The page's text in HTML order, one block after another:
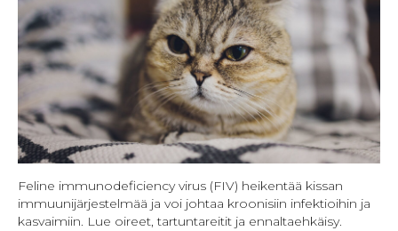
Feline immunodeficiency virus (FIV) heikentää kissan
immuunijärjestelmää ja voi johtaa kroonisiin infektioihin ja
kasvaimiin. Lue oireet, tartuntareitit ja ennaltaehkäisy.